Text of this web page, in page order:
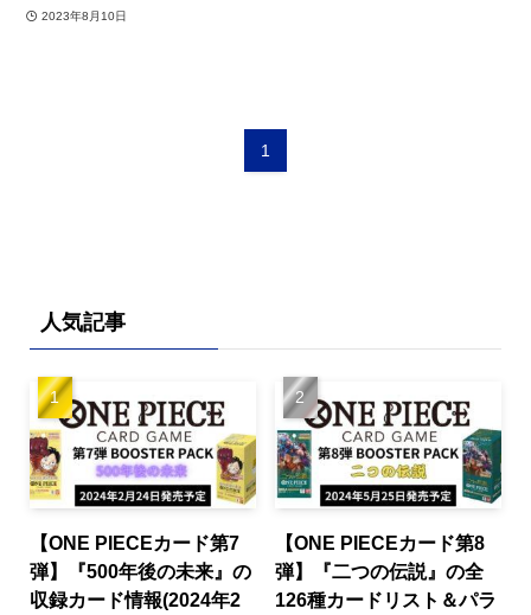
2023年8月10日
1
人気記事
【ONE PIECEカード第7
弾】『500年後の未来』の
収録カード情報(2024年2
【ONE PIECEカード第8
弾】『二つの伝説』の全
126種カードリスト＆パラ